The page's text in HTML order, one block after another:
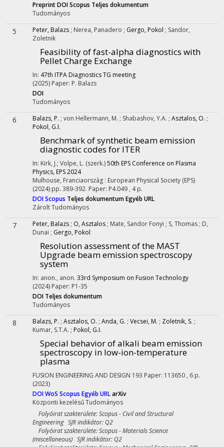
Preprint DOIScopus Teljes dokumentum
Tudományos
5 Peter, Balazs ; Nerea, Panadero ; Gergo, Pokol ; Sandor,
Zoletnik
Feasibility of fast-alpha diagnostics with
Pellet Charge Exchange
In: 47th ITPA Diagnostics TG meeting
(2025) Paper: P. Balazs
DOI
Tudományos
6 Balazs, P. ; von Hellermann, M. ; Shabashov, Y.A. ; Asztalos, O. ;
Pokol, G.I.
Benchmark of synthetic beam emission
diagnostic codes for ITER
In: Kirk, J.; Volpe, L. (szerk.)50th EPS Conference on Plasma
Physics, EPS 2024
Mulhouse, Franciaország : European Physical Society (EPS)
(2024) pp. 389-392. Paper: P4.049 , 4 p.
DOIScopus Teljes dokumentumEgyéb URL
ZároltTudományos
7 Peter, Balazs ; O, Asztalos ; Mate, Sandor Fonyi ; S, Thomas ; D,
Dunai ; Gergo, Pokol
Resolution assessment of the MAST
Upgrade beam emission spectroscopy
system
In: anon., anon. 33rd Symposium on Fusion Technology
(2024) Paper: P1-35
DOI Teljes dokumentum
Tudományos
8 Balazs, P. ; Asztalos, O. ; Anda, G. ; Vecsei, M. ; Zoletnik, S. ;
Kumar, S.T.A. ; Pokol, G.I.
Special behavior of alkali beam emission
spectroscopy in low-ion-temperature
plasma
FUSION ENGINEERING AND DESIGN 193 Paper: 113650 , 6 p.
(2023)
DOIWoS Scopus Egyéb URLarXiv
Központi kezelésűTudományos
Folyóirat szakterülete: Scopus - Civil and Structural
Engineering SJR indikátor: Q2
Folyóirat szakterülete: Scopus - Materials Science
(miscellaneous) SJR indikátor: Q2